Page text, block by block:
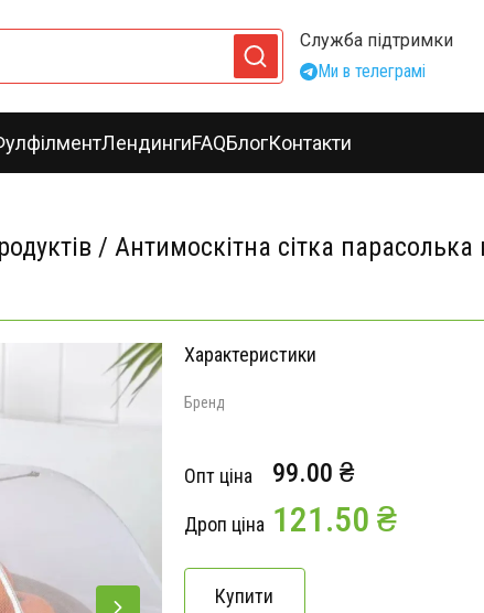
Служба підтримки
Ми в телеграмі
ЛендингиFAQБлогКонтакти
/ Антимоскітна сітка парасолька
Характеристики
Бренд
Опт ціна 99.00 ₴
Дроп ціна 121.50 ₴
Купити